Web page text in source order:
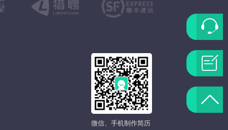
微信、手机制作简历
联
系
客
服
题
反
返